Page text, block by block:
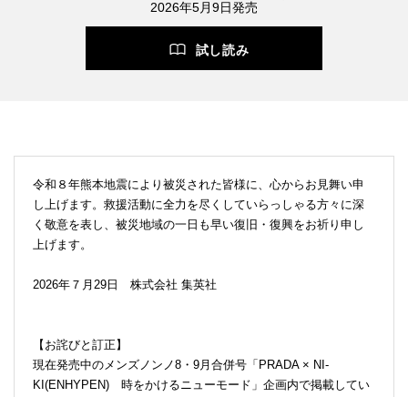
2026年5月9日発売
試し読み
令和８年熊本地震により被災された皆様に、心からお見舞い申
し上げます。救援活動に全力を尽くしていらっしゃる方々に深
く敬意を表し、被災地域の一日も早い復旧・復興をお祈り申し
上げます。
2026年７月29日 株式会社 集英社
【お詫びと訂正】
現在発売中のメンズノンノ8・9月合併号「PRADA × NI-
KI(ENHYPEN) 時をかけるニューモード」企画内で掲載してい